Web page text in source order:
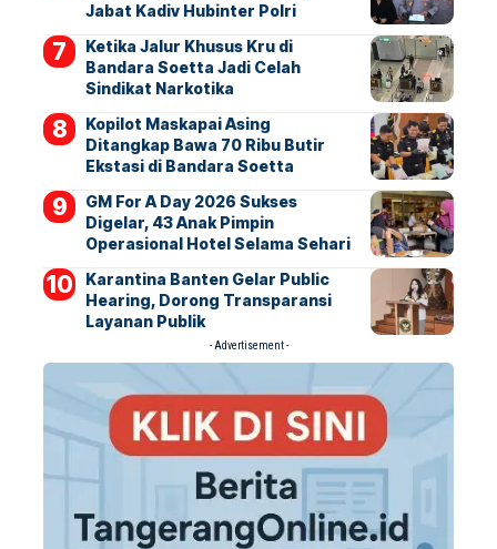
Jabat Kadiv Hubinter Polri
Ketika Jalur Khusus Kru di
Bandara Soetta Jadi Celah
Sindikat Narkotika
Kopilot Maskapai Asing
Ditangkap Bawa 70 Ribu Butir
Ekstasi di Bandara Soetta
GM For A Day 2026 Sukses
Digelar, 43 Anak Pimpin
Operasional Hotel Selama Sehari
Karantina Banten Gelar Public
Hearing, Dorong Transparansi
Layanan Publik
- Advertisement -